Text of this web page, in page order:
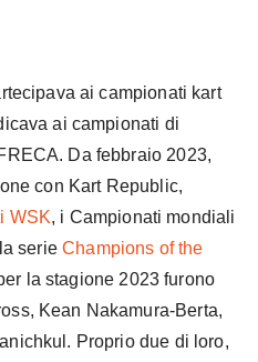
ai campionati kart
ai campionati di
Da febbraio 2023,
con Kart Republic,
WSK, i Campionati mondiali
serieChampions of the
la stagione 2023 furono
Kean Nakamura-Berta,
Proprio due di loro,